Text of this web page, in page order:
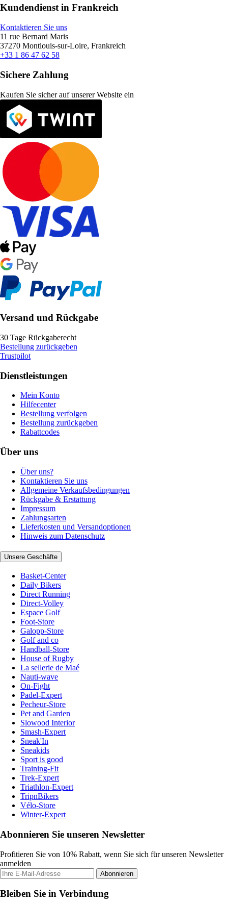
Kundendienst in Frankreich
Kontaktieren Sie uns
11 rue Bernard Maris
37270 Montlouis-sur-Loire, Frankreich
+33 1 86 47 62 58
Sichere Zahlung
Kaufen Sie sicher auf unserer Website ein
Versand und Rückgabe
30 Tage Rückgaberecht
Bestellung zurückgeben
Trustpilot
Dienstleistungen
Mein Konto
Hilfecenter
Bestellung verfolgen
Bestellung zurückgeben
Rabattcodes
Über uns
Über uns?
Kontaktieren Sie uns
Allgemeine Verkaufsbedingungen
Rückgabe & Erstattung
Impressum
Zahlungsarten
Lieferkosten und Versandoptionen
Hinweis zum Datenschutz
Unsere Geschäfte
Basket-Center
Daily Bikers
Direct Running
Direct-Volley
Espace Golf
Foot-Store
Galopp-Store
Golf and co
Handball-Store
House of Rugby
La sellerie de Maé
Nauti-wave
On-Fight
Padel-Expert
Pecheur-Store
Pet and Garden
Slowood Interior
Smash-Expert
Sneak'In
Sneakids
Sport is good
Training-Fit
Trek-Expert
Triathlon-Expert
TripnBikers
Vélo-Store
Winter-Expert
Abonnieren Sie unseren Newsletter
Profitieren Sie von 10% Rabatt, wenn Sie sich für unseren Newsletter
anmelden
Abonnieren
Bleiben Sie in Verbindung